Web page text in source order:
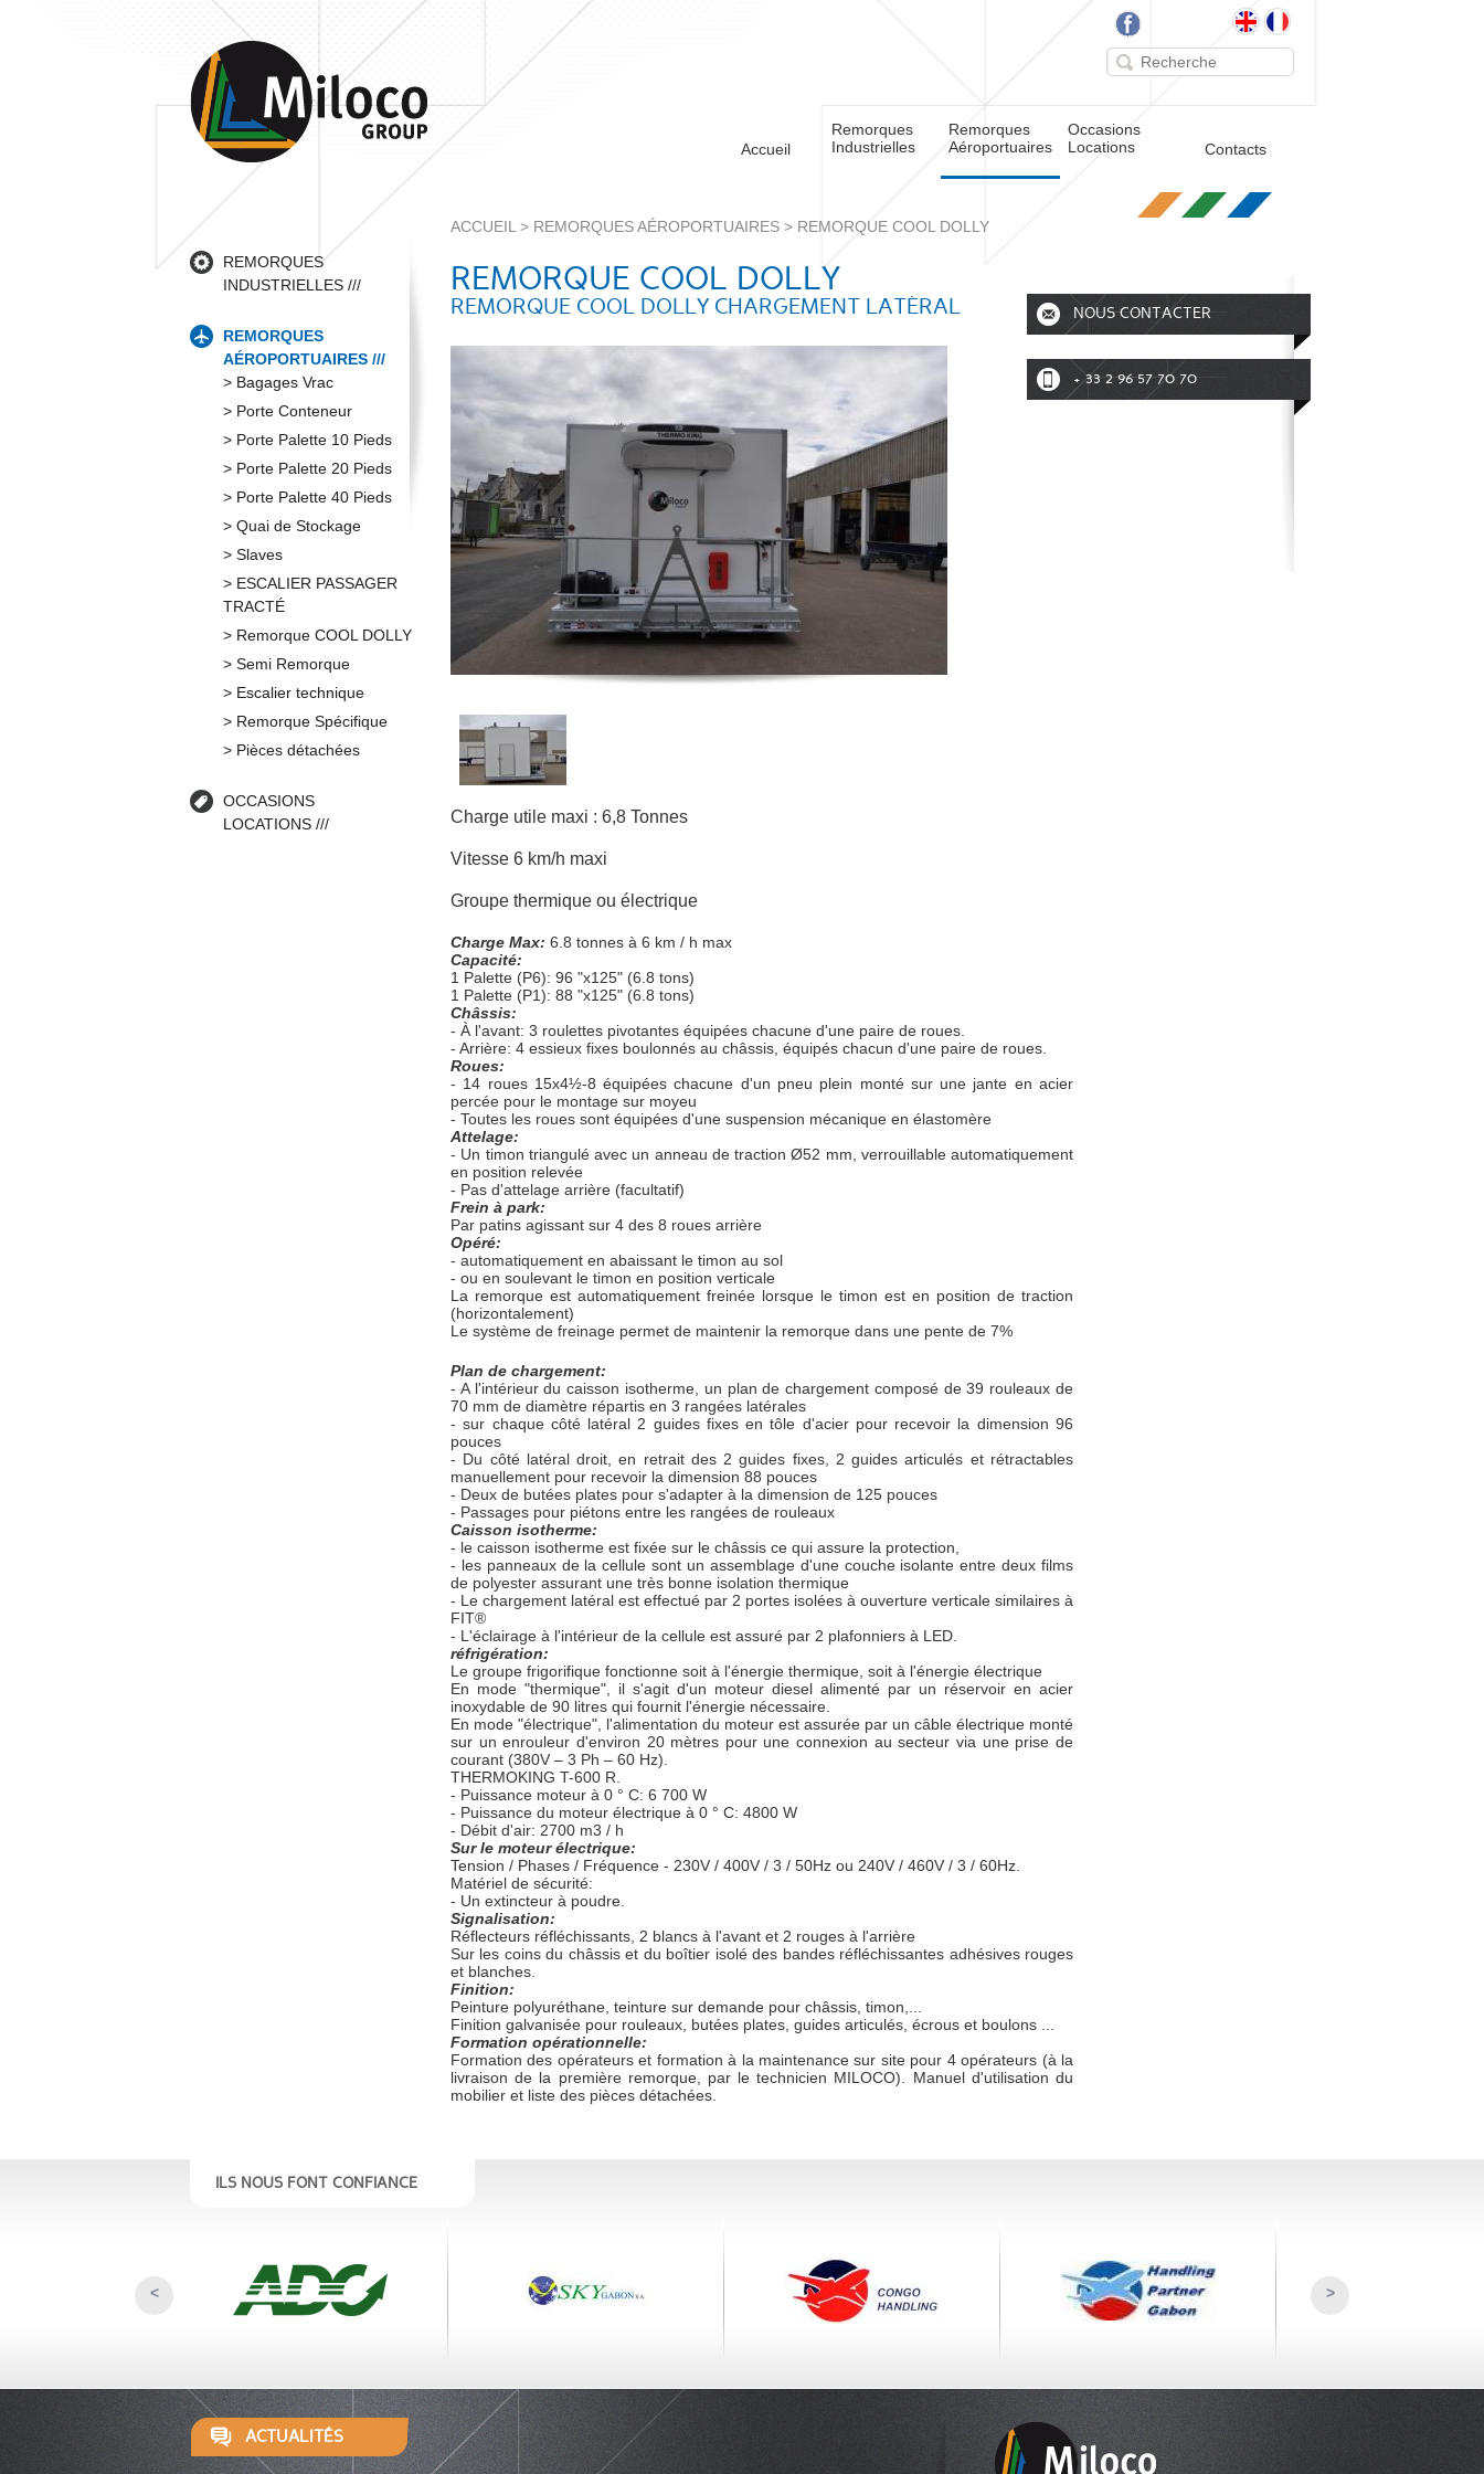
Accueil
Remorques
Industrielles
Remorques
Aéroportuaires
Occasions
Locations
Contacts
REMORQUES
INDUSTRIELLES
REMORQUES
AÉROPORTUAIRES
Bagages Vrac
Porte Conteneur
Porte Palette 10 Pieds
Porte Palette 20 Pieds
Porte Palette 40 Pieds
Quai de Stockage
Slaves
ESCALIER PASSAGER
TRACTÉ
Remorque COOL DOLLY
Semi Remorque
Escalier technique
Remorque Spécifique
Pièces détachées
OCCASIONS
LOCATIONS
ACCUEIL > REMORQUES AÉROPORTUAIRES > REMORQUE COOL DOLLY
REMORQUE COOL DOLLY
REMORQUE COOL DOLLY CHARGEMENT LATÉRAL NOUS CONTACTER
+ 33 2 96 57 70 70
Charge utile maxi : 6,8 Tonnes
Vitesse 6 km/h maxi
Groupe thermique ou électrique
Charge Max: 6.8 tonnes à 6 km / h max
Capacité:
1 Palette (P6): 96 "x125" (6.8 tons)
1 Palette (P1): 88 "x125" (6.8 tons)
Châssis:
- À l'avant: 3 roulettes pivotantes équipées chacune d'une paire de roues.
- Arrière: 4 essieux fixes boulonnés au châssis, équipés chacun d'une paire de roues.
Roues:
- 14 roues 15x4½-8 équipées chacune d'un pneu plein monté sur une jante en acier
percée pour le montage sur moyeu
- Toutes les roues sont équipées d'une suspension mécanique en élastomère
Attelage:
- Un timon triangulé avec un anneau de traction Ø52 mm, verrouillable automatiquement
en position relevée
- Pas d'attelage arrière (facultatif)
Frein à park:
Par patins agissant sur 4 des 8 roues arrière
Opéré:
- automatiquement en abaissant le timon au sol
- ou en soulevant le timon en position verticale
La remorque est automatiquement freinée lorsque le timon est en position de traction
(horizontalement)
Le système de freinage permet de maintenir la remorque dans une pente de 7%
Plan de chargement:
- A l'intérieur du caisson isotherme, un plan de chargement composé de 39 rouleaux de
70 mm de diamètre répartis en 3 rangées latérales
- sur chaque côté latéral 2 guides fixes en tôle d'acier pour recevoir la dimension 96
pouces
- Du côté latéral droit, en retrait des 2 guides fixes, 2 guides articulés et rétractables
manuellement pour recevoir la dimension 88 pouces
- Deux de butées plates pour s'adapter à la dimension de 125 pouces
- Passages pour piétons entre les rangées de rouleaux
Caisson isotherme:
- le caisson isotherme est fixée sur le châssis ce qui assure la protection,
- les panneaux de la cellule sont un assemblage d'une couche isolante entre deux films
de polyester assurant une très bonne isolation thermique
- Le chargement latéral est effectué par 2 portes isolées à ouverture verticale similaires à
FIT®
- L'éclairage à l'intérieur de la cellule est assuré par 2 plafonniers à LED.
réfrigération:
Le groupe frigorifique fonctionne soit à l'énergie thermique, soit à l'énergie électrique
En mode "thermique", il s'agit d'un moteur diesel alimenté par un réservoir en acier
inoxydable de 90 litres qui fournit l'énergie nécessaire.
En mode "électrique", l'alimentation du moteur est assurée par un câble électrique monté
sur un enrouleur d'environ 20 mètres pour une connexion au secteur via une prise de
courant (380V – 3 Ph – 60 Hz).
THERMOKING T-600 R.
- Puissance moteur à 0 ° C: 6 700 W
- Puissance du moteur électrique à 0 ° C: 4800 W
- Débit d'air: 2700 m3 / h
Sur le moteur électrique:
Tension / Phases / Fréquence - 230V / 400V / 3 / 50Hz ou 240V / 460V / 3 / 60Hz.
Matériel de sécurité:
- Un extincteur à poudre.
Signalisation:
Réflecteurs réfléchissants, 2 blancs à l'avant et 2 rouges à l'arrière
Sur les coins du châssis et du boîtier isolé des bandes réfléchissantes adhésives rouges
et blanches.
Finition:
Peinture polyuréthane, teinture sur demande pour châssis, timon,...
Finition galvanisée pour rouleaux, butées plates, guides articulés, écrous et boulons ...
Formation opérationnelle:
Formation des opérateurs et formation à la maintenance sur site pour 4 opérateurs (à la
livraison de la première remorque, par le technicien MILOCO). Manuel d'utilisation du
mobilier et liste des pièces détachées.
ILS NOUS FONT CONFIANCE
< >
ACTUALITÉS